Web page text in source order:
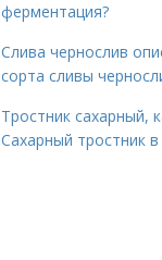
ферментация?
Слива чернослив
сорта сливы
Тростник сахарный,
Сахарный тростник